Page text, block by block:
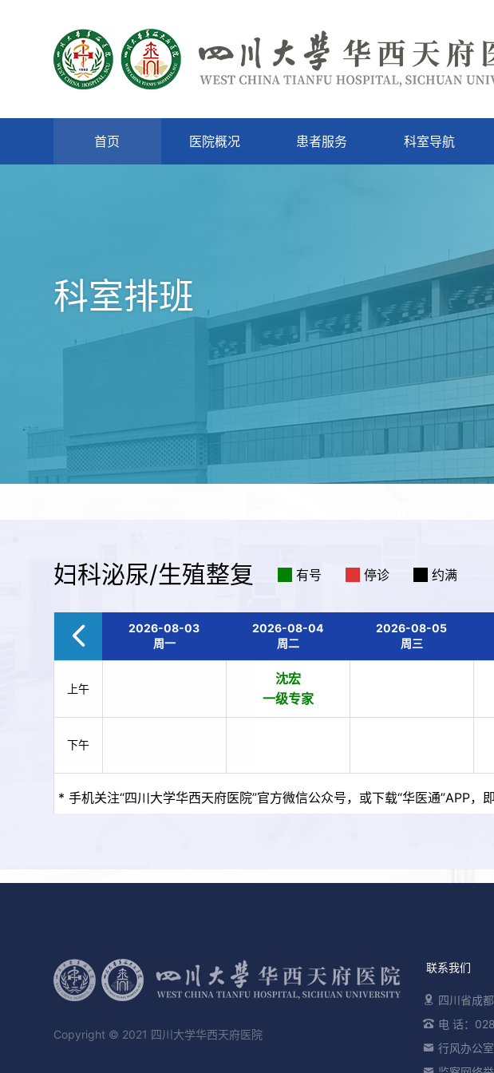
首页 医院概况 患者服务 科室导航
科室排班
妇科泌尿/生殖整复 有号 停诊 约满
2026-08-03
周一
2026-08-04
周二
2026-08-05
周三
上午
沈宏
一级专家
下午
* 手机关注“四川大学华西天府医院”官方微信公众号，或下载“华医通”APP，
Copyright © 2021 四川大学华西天府医院
联系我们
四川省成
电 话：
行风办公